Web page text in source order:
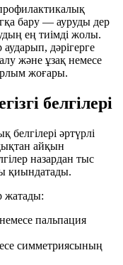
бару — ауруды дер
ең тиімді жолы.
дәрігерге
және ұзақ немесе
жоғары.
белгілері
әртүрлі
айқын
назардан тыс
қиындатады.
жатады:
пальпация
симметриясының